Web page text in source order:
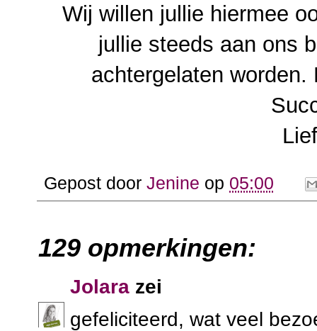
Wij willen jullie hiermee
jullie steeds aan ons
achtergelaten
Gepost door Jenine op 05:00
129 opmerkingen:
Jolara zei
gefeliciteerd, wat veel